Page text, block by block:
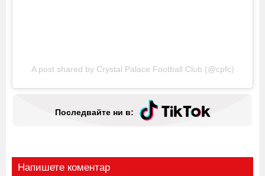
A post shared by Crystal Palace Football Club (@cpfc)
Последвайте ни в:
Напишете коментар